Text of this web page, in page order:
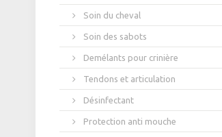
Soin du cheval
Soin des sabots
Demélants pour crinière
Tendons et articulation
Désinfectant
Protection anti mouche